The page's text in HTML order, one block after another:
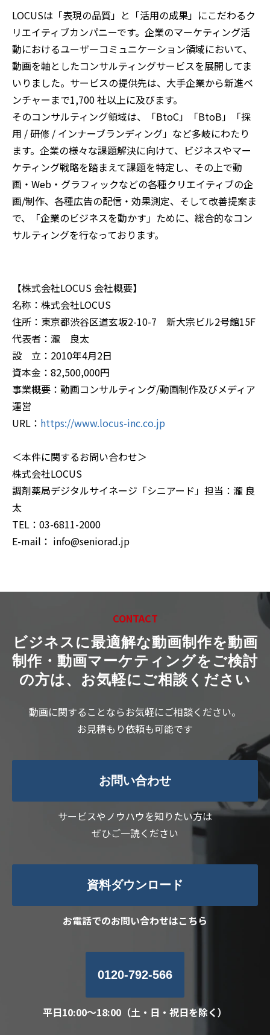
LOCUSは「表現の品質」と「活用の成果」にこだわるク
リエイティブカンパニーです。企業のマーケティング活
動におけるユーザーコミュニケーション領域において、
動画を軸としたコンサルティングサービスを展開してま
いりました。サービスの提供先は、大手企業から新進ベ
ンチャーまで1,700 社以上に及びます。
そのコンサルティング領域は、「BtoC」「BtoB」「採
用 / 研修 / インナーブランディング」など多岐にわたり
ます。企業の様々な課題解決に向けて、ビジネスやマー
ケティング戦略を踏まえて課題を特定し、その上で動
画・Web・グラフィックなどの各種クリエイティブの企
画/制作、各種広告の配信・効果測定、そして改善提案ま
で、「企業のビジネスを動かす」ために、総合的なコン
サルティングを行なっております。
【株式会社LOCUS 会社概要】
名称：株式会社LOCUS
住所：東京都渋谷区道玄坂2-10-7 新大宗ビル2号館15F
代表者：瀧 良太
設 立：2010年4月2日
資本金：82,500,000円
事業概要：動画コンサルティング/動画制作及びメディア
運営
URL： https://www.locus-inc.co.jp
＜本件に関するお問い合わせ＞
株式会社LOCUS
調剤薬局デジタルサイネージ「シニアード」担当：瀧 良
太
TEL：03-6811-2000
E-mail： info@seniorad.jp
CONTACT
ビジネスに最適解な動画制作を動画
制作・動画マーケティングをご検討
の方は、お気軽にご相談ください
動画に関することならお気軽にご相談ください。
お見積もり依頼も可能です
お問い合わせ
サービスやノウハウを知りたい方は
ぜひご一読ください
資料ダウンロード
お電話でのお問い合わせはこちら
0120-792-566
平日10:00～18:00（土・日・祝日を除く）